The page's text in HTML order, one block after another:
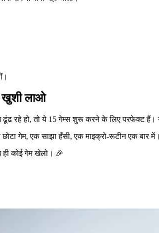
खुशी लाओ
ढूंढ रहे हो, तो ये 15 गेम्स शुरू करने के लिए परफेक्ट
गेम, एक साझा हँसी, एक माइक्रो-रूटीन एक बार में।
कोई गेम खेलो। 🎉